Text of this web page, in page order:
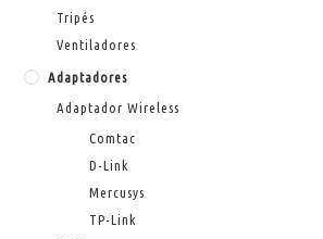
Tripés
Ventiladores
Adaptadores
Adaptador Wireless
Comtac
D-Link
Mercusys
TP-Link